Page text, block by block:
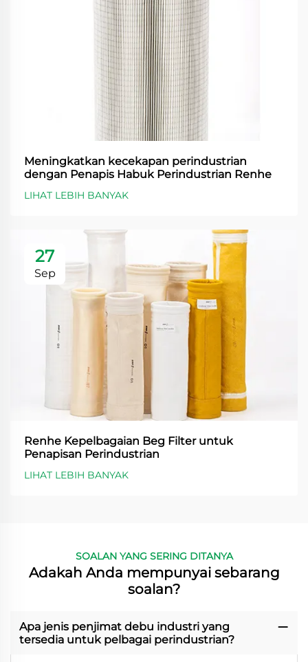
Meningkatkan kecekapan perindustrian
dengan Penapis Habuk Perindustrian Renhe
LIHAT LEBIH BANYAK
27
Sep
Renhe Kepelbagaian Beg Filter untuk
Penapisan Perindustrian
LIHAT LEBIH BANYAK
SOALAN YANG SERING DITANYA
Adakah Anda mempunyai sebarang
soalan?
Apa jenis penjimat debu industri yang
tersedia untuk pelbagai perindustrian?